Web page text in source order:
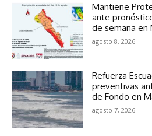
Mantiene
ante
de semana en
agosto 8, 2026
Refuerza
preventivas
de Fondo en
agosto 7, 2026